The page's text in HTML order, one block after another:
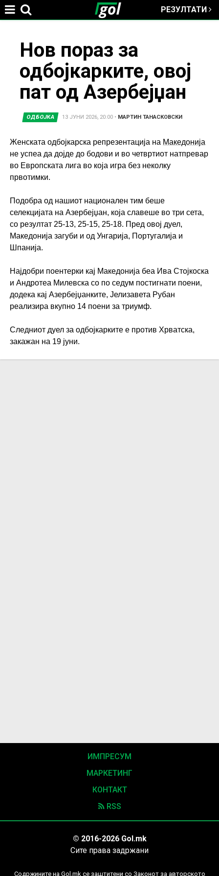
РЕЗУЛТАТИ
here
Нов пораз за
одбојкарките, овој
пат од Азербејџан
ОДБОЈКА 13 ЈУНИ 2026, 20:00• МАРТИН ТАНАСКОВСКИ
Женската одбојкарска репрезентација на Македонија
не успеа да дојде до бодови и во четвртиот натпревар
во Европската лига во која игра без неколку
првотимки.
Подобра од нашиот национален тим беше
селекцијата на Азербејџан, која славеше во три сета,
со резултат 25-13, 25-15, 25-18. Пред овој дуел,
Македонија загуби и од Унгарија, Португалија и
Шпанија.
Најдобри поентерки кај Македонија беа Ива Стојкоска
и Андротеа Милевска со по седум постигнати поени,
додека кај Азербејџанките, Јелизавета Рубан
реализира вкупно 14 поени за триумф.
Следниот дуел за одбојкарките е против Хрватска,
закажан на 19 јуни.
ИМПРЕСУМ
МАРКЕТИНГ
КОНТАКТ
RSS
© 2016-2026 Gol.mk
Сите права задржани
Содржините на Gol.mk се заштитени со Законот за авторското